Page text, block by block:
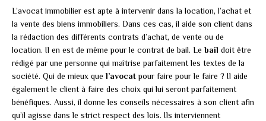
L’avocat immobilier est apte à intervenir dans la location, l’achat et
la vente des biens immobiliers. Dans ces cas, il aide son client dans
la rédaction des différents contrats d’achat, de vente ou de
location. Il en est de même pour le contrat de bail. Lebail doit être
rédigé par une personne qui maîtrise parfaitement les textes de la
société. Qui de mieux que l’avocatpour faire pour le faire ? Il aide
également le client à faire des choix qui lui seront parfaitement
bénéfiques. Aussi, il donne les conseils nécessaires à son client afin
qu’il agisse dans le strict respect des lois. Ils interviennent